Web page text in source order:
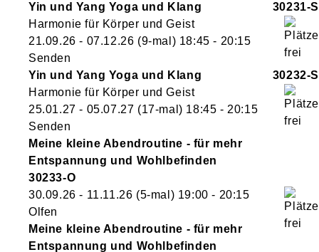
Yin und Yang Yoga und Klang
30231-S
Harmonie für Körper und Geist
21.09.26 - 07.12.26 (9-mal) 18:45 - 20:15
Senden
Yin und Yang Yoga und Klang
30232-S
Harmonie für Körper und Geist
25.01.27 - 05.07.27 (17-mal) 18:45 - 20:15
Senden
Meine kleine Abendroutine - für mehr
Entspannung und Wohlbefinden
30233-O
30.09.26 - 11.11.26 (5-mal) 19:00 - 20:15
Olfen
Meine kleine Abendroutine - für mehr
Entspannung und Wohlbefinden